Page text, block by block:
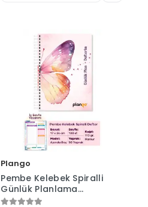
Plango
Pembe Kelebek Spiralli
Günlük Planlama
Defteri - 100 Sayfa -